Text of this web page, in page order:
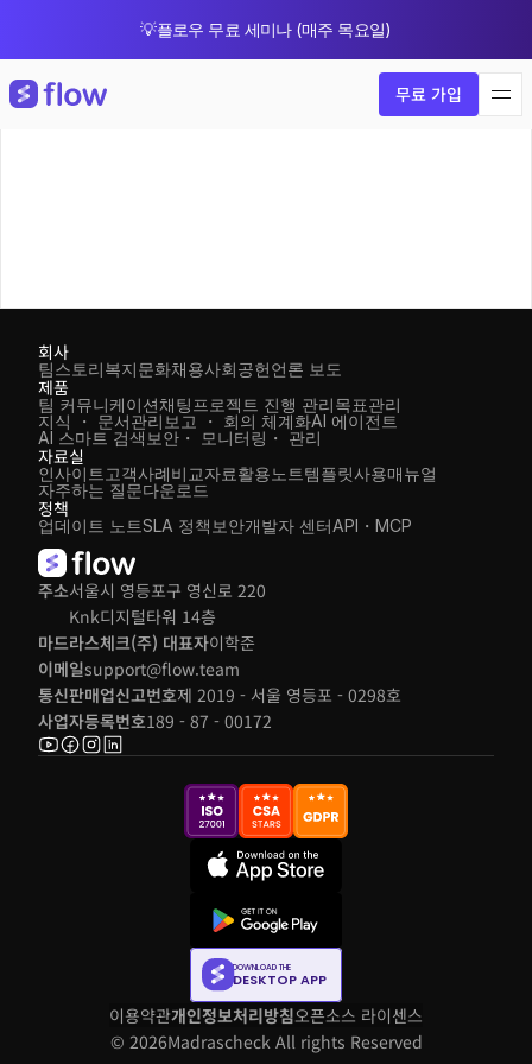
💡플로우 무료 세미나 (매주 목요일)
무료 가입
주소서울시 영등포구 영신로 220
Knk디지털타워 14층
마드라스체크(주) 대표자이학준
이메일support@flow.team
통신판매업신고번호제 2019 - 서울 영등포 - 0298호
사업자등록번호189 - 87 - 00172
회사
팀스토리복지문화채용사회공헌언론 보도
제품
팀 커뮤니케이션채팅 프로젝트 진행 관리목표관리
지식 ・ 문서관리 보고 ・ 회의 체계화
AI 스마트 검색
AI 에이전트
보안・ 모니터링・ 관리
자료실
인사이트 고객사례비교자료활용노트템플릿사용매뉴얼
자주하는 질문다운로드
정책
업데이트 노트SLA 정책 보안개발자 센터API・MCP
DOWNLOAD THE
DESKTOP APP
이용약관개인정보처리방침오픈소스 라이센스
© 2026Madrascheck All rights Reserved